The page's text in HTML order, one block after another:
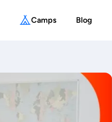
Camps Blog